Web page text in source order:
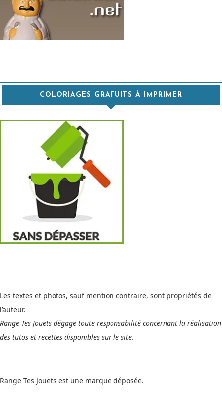
COLORIAGES GRATUITS À IMPRIMER
Les textes et photos, sauf mention contraire, sont propriétés de
l’auteur.
Range Tes Jouets dégage toute responsabilité concernant la réalisation
des tutos et recettes disponibles sur le site.
Range Tes Jouets est une marque déposée.